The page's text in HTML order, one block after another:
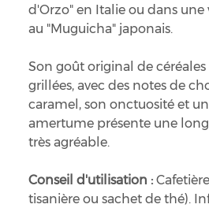
d'Orzo" en Italie ou dans une
au "Muguicha" japonais.
Son goût original de
grillées, avec des notes de
caramel, son onctuosité et
amertume présente une
très agréable.
Conseil d'utilisation :
tisanière ou sachet de thé).